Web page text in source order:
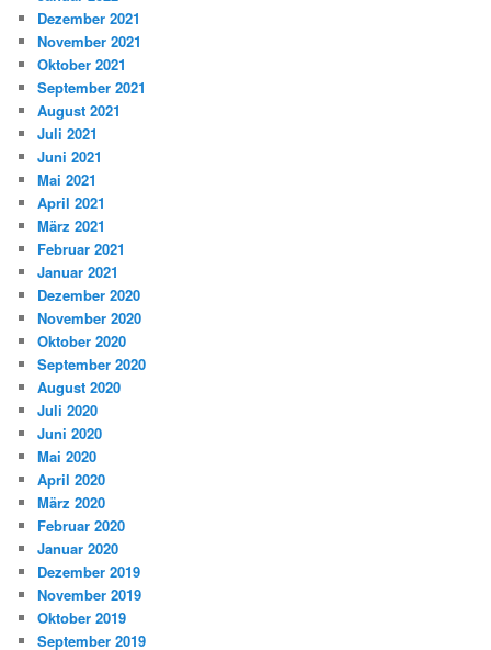
Dezember 2021
November 2021
Oktober 2021
September 2021
August 2021
Juli 2021
Juni 2021
Mai 2021
April 2021
März 2021
Februar 2021
Januar 2021
Dezember 2020
November 2020
Oktober 2020
September 2020
August 2020
Juli 2020
Juni 2020
Mai 2020
April 2020
März 2020
Februar 2020
Januar 2020
Dezember 2019
November 2019
Oktober 2019
September 2019